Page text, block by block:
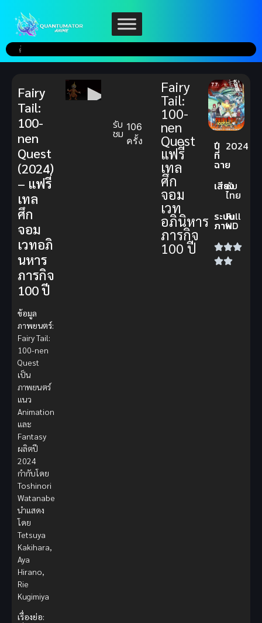
รับ
ชม 106
ครั้ง
Fairy
Tail:
100-
nen
Quest
แฟรี่
เทล
ศึก
จอม
เวท
อภินิหาร
ภารกิจ
100 ปี
ปี
ที่
ฉาย
2024
เสียง
ซับ
ไทย
ระบบ
ภาพ
Full
HD
Fairy
Tail:
100-
nen
Quest
(2024)
– แฟรี่
เทล
ศึก
จอม
เวทอภิ
นหาร
ภารกิจ
100 ปี
ข้อมูล
ภาพยนตร์:
Fairy Tail:
100-nen
Quest
เป็น
ภาพยนตร์
แนว
Animation
และ
Fantasy
ผลิตปี
2024
กำกับโดย
Toshinori
Watanabe
นำแสดง
โดย
Tetsuya
Kakihara,
Aya
Hirano,
Rie
Kugimiya
เรื่องย่อ: